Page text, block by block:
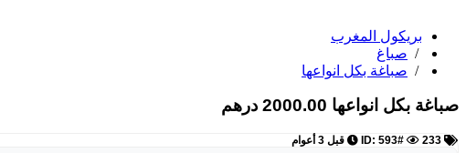
بريكول المغرب
/ صباغ
/ صباغة بكل انواعها
صباغة بكل انواعها 2000.00 درهم
233 قبل 3 أعوام